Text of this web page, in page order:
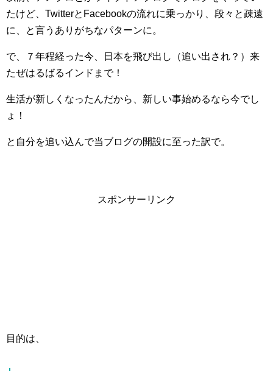
たけど、TwitterとFacebookの流れに乗っかり、段々と疎遠
に、と言うありがちなパターンに。
で、７年程経った今、日本を飛び出し（追い出され？）来
たぜはるばるインドまで！
生活が新しくなったんだから、新しい事始めるなら今でし
ょ！
と自分を追い込んで当ブログの開設に至った訳で。
スポンサーリンク
目的は、